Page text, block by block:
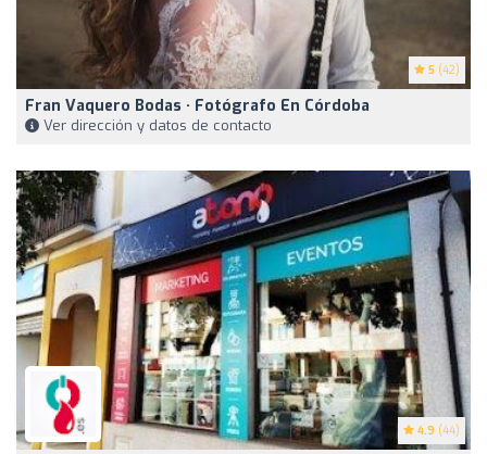
5 (42)
Fran Vaquero Bodas · Fotógrafo En Córdoba
Ver dirección y datos de contacto
4.9 (44)